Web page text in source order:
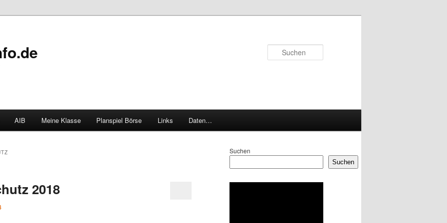
AIB Meine Klasse Planspiel Börse Links Daten…
2018
Suchen
Suchen